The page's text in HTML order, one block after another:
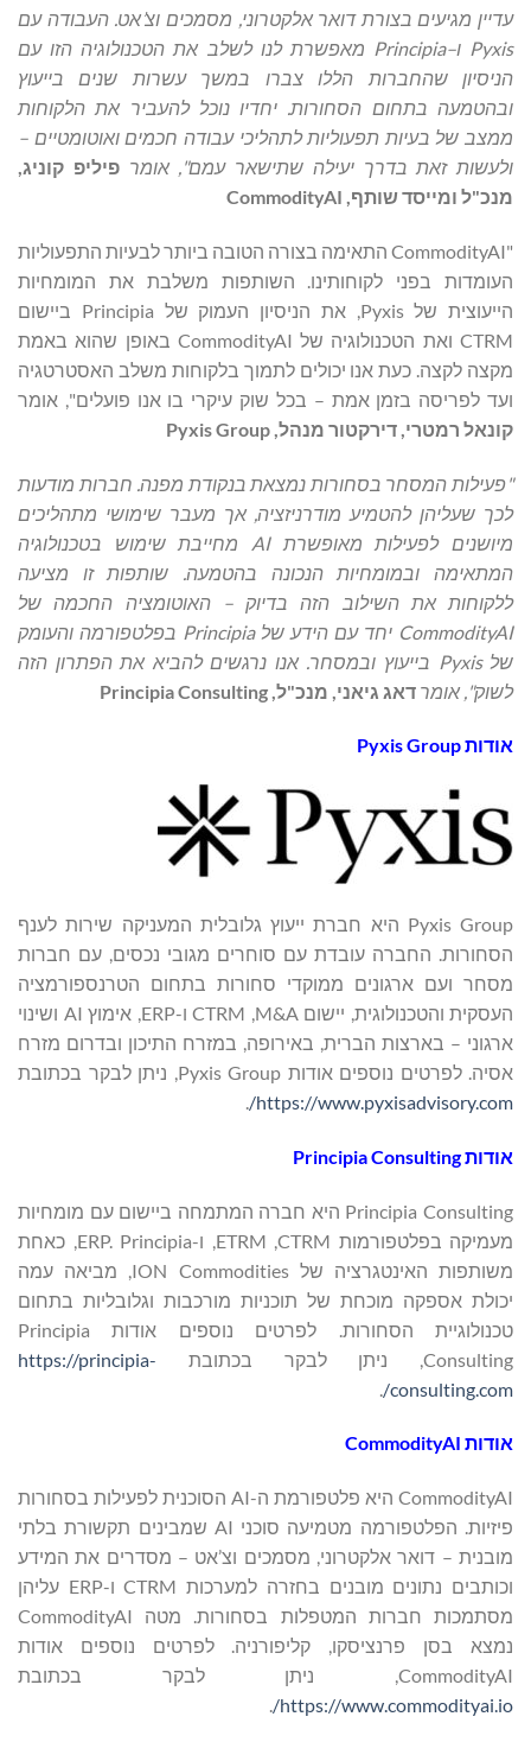
עדיין מגיעים בצורת דואר אלקטרוני, מסמכים וצ’אט.העבודה עם
Pyxis ו–
Principia מאפשרת לנו לשלב את הטכנולוגיה הזו עם
הניסיון
שהחברות הללו צברו במשך עשרות שנים
בייעוץ
ובהטמעה בתחום הסחורות. יחדיו נוכל להעביר את הלקוחות
ממצב של בעיות תפעוליות לתהליכי עבודה חכמים ואוטומטיים –
ולעשות זאת בדרך יעילה שתישאר עמם", אומרפיליפ קוניג,
מנכ"ל ומייסדשותף,
CommodityAI
"CommodityAI התאימה בצורה הטובה ביותר לבעיות התפעוליות
העומדות בפני לקוחותינו. השותפות משלבת את המומחיות
הייעוצית של Pyxis, את הניסיון העמוק של Principia ביישום
CTRM ואת הטכנולוגיה של CommodityAI באופן שהוא באמת
מקצה לקצה. כעת אנו יכולים לתמוך בלקוחות משלב האסטרטגיה
ועד לפריסה בזמן אמת – בכל שוק עיקרי בו אנו פועלים", אומר
קונאל רמטרי,דירקטור מנהל,
Pyxis Group
"פעילות המסחר בסחורות נמצאת בנקודת מפנה חברות מודעות
לכך שעליהן להטמיע מודרניזציה ,אך מעבר שימושי מתהליכים
מיושנים
לפעילות מאופשרת AI מחייבת שימוש
בטכנולוגיה
המתאימה
ובמומחיות הנכונה בהטמעה שותפות זו
מציעה
ללקוחות את השילוב הזה בדיוק –האוטומציה החכמה של
CommodityAI יחד עם הידע של Principia בפלטפורמה והעומק
של Pyxis בייעוץ ובמסחר .אנו נרגשים להביא את הפתרון הזה
לשוק" , אומר דאג גיאני מנכ"ל Principia Consulting
אודותPyxis Group
Pyxis Group היא חברת ייעוץ גלובלית המעניקה שירות לענף
הסחורות. החברה עובדת עם סוחרים מגובי נכסים, עם חברות
מסחר ועם ארגונים ממוקדי סחורות בתחום הטרנספורמציה
העסקית והטכנולוגית, יישום M&A, ‏CTRM ו-ERP, אימוץ AI ושינוי
ארגוני – בארצות הברית, באירופה, במזרח התיכון ובדרום מזרח
אסיה. לפרטים נוספים אודות Pyxis Group, ניתן לבקר בכתובת
https://www.pyxisadvisory.com/
.
אודותPrincipia Consulting
Principia Consulting היא חברה המתמחה ביישום עם מומחיות
מעמיקה בפלטפורמות CTRM, ‏ETRM, ו-ERP. Principia, כאחת
משותפות האינטגרציה של ION Commodities, מביאה עמה
יכולת אספקה מוכחת של תוכניות מורכבות וגלובליות בתחום
טכנולוגיית הסחורות. לפרטים נוספים אודות Principia
Consulting, ניתן לבקר בכתובת
https://principia-
consulting.com/
אודות CommodityAI
CommodityAI היא פלטפורמת ה-AI הסוכנית לפעילות בסחורות
פיזיות. הפלטפורמה מטמיעה סוכני AI שמבינים תקשורת בלתי
מובנית – דואר אלקטרוני, מסמכים וצ’אט – מסדרים את המידע
וכותבים נתונים מובנים בחזרה למערכות CTRM ו-ERP עליהן
מסתמכות חברות המטפלות בסחורות. מטה CommodityAI
נמצא בסן פרנציסקו, קליפורניה. לפרטים נוספים אודות
CommodityAI, ניתן לבקר בכתובת
https://www.commodityai.io/
.